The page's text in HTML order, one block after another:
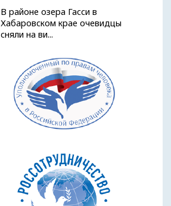
В районе озера Гасси в
Хабаровском крае очевидцы
сняли на ви...